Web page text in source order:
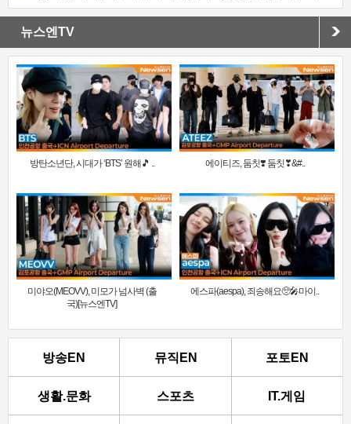
뉴스엔TV
방탄소년단, 시대가 ‘BTS’ 원해🎵 .. 에이티즈, 둠칫❣️ 둠칫❣&#..
미야오(MEOVV), 미모가 넘사벽 (출
국)[뉴스엔TV]
에스파(aespa), 죄송해요🥺🎤마이..
방송EN 뮤직EN 포토EN
생활.문화 스포츠 IT.게임